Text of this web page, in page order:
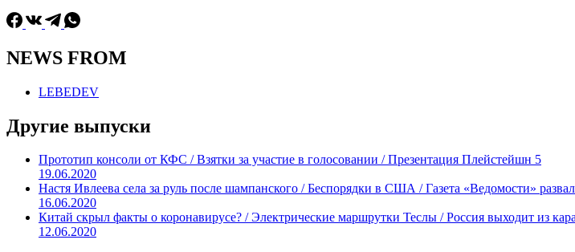
NEWS FROM
LEBEDEV
Другие выпуски
Прототип консоли от КФС / Взятки за участие в голосовании / Презентация Плейстейшн 5
19.06.2020
Настя Ивлеева села за руль после шампанского / Беспорядки в США / Газета «Ведомости»
16.06.2020
Китай скрыл факты о коронавирусе? / Электрические маршрутки Теслы / Россия выходит из
12.06.2020